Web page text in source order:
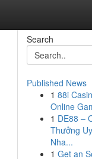
Search
Published News
1 88i
Online
1 DE88 –
Thưởng
Nha...
1 Get an